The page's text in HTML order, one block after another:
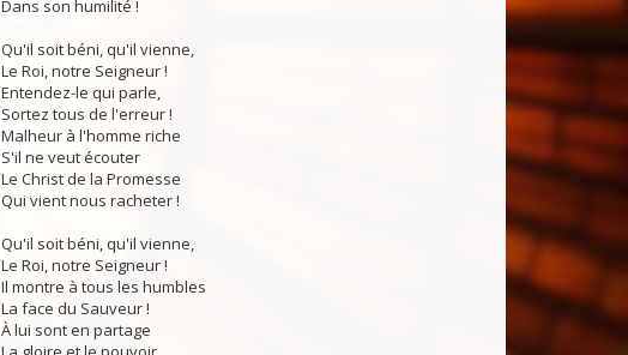
Dans son humilité !
Qu'il soit béni, qu'il vienne,
Le Roi, notre Seigneur !
Entendez-le qui parle,
Sortez tous de l'erreur !
Malheur à l'homme riche
S'il ne veut écouter
Le Christ de la Promesse
Qui vient nous racheter !
Qu'il soit béni, qu'il vienne,
Le Roi, notre Seigneur !
Il montre à tous les humbles
La face du Sauveur !
À lui sont en partage